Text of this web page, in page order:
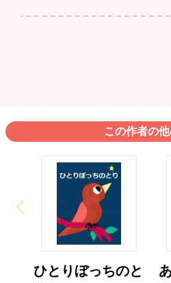
この作者の
ひとりぼっちのと